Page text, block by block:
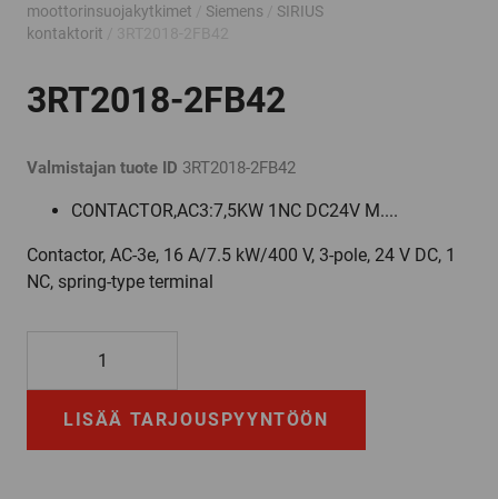
moottorinsuojakytkimet
Siemens
SIRIUS
kontaktorit
3RT2018-2FB42
Valmistajan tuote ID 3RT2018-2FB42
CONTACTOR,AC3:7,5KW 1NC DC24V M....
Contactor, AC-3e, 16 A/7.5 kW/400 V, 3-pole, 24 V DC, 1
NC, spring-type terminal
määrä
LISÄÄ TARJOUSPYYNTÖÖN